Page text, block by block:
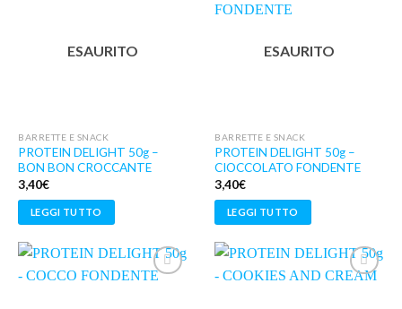
ESAURITO
BARRETTE E SNACK
PROTEIN DELIGHT 50g –
BON BON CROCCANTE
3,40€
LEGGI TUTTO
ESAURITO
BARRETTE E SNACK
PROTEIN DELIGHT 50g –
CIOCCOLATO FONDENTE
3,40€
LEGGI TUTTO